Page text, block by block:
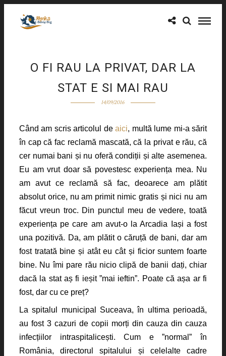
O FI RAU LA PRIVAT, DAR LA
STAT E SI MAI RAU
14/09/2016
Când am scris articolul deaici, multă lume mi-a sărit
în cap că fac reclamă mascată, că la privat e rău, că
cer numai bani și nu oferă condiții și alte asemenea.
Eu am vrut doar să povestesc experiența mea. Nu
am avut ce reclamă să fac, deoarece am plătit
absolut orice, nu am primit nimic gratis și nici nu am
făcut vreun troc. Din punctul meu de vedere, toată
experiența pe care am avut-o la Arcadia Iași a fost
una pozitivă. Da, am plătit o căruță de bani, dar am
fost tratată bine și atât eu cât și ficior suntem foarte
bine. Nu îmi pare rău nicio clipă de banii dați, chiar
dacă la stat aș fi ieșit ”mai ieftin”. Poate că așa ar fi
fost, dar cu ce preț?
La spitalul municipal Suceava, în ultima perioadă,
au fost 3 cazuri de copii morți din cauza din cauza
infecțiilor intraspitalicești. Cum e ”normal” în
România, directorul spitalului și celelalte cadre